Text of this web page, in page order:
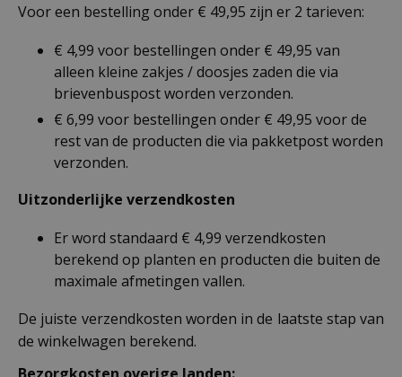
Voor een bestelling onder € 49,95 zijn er 2 tarieven:
€ 4,99 voor bestellingen onder € 49,95 van
alleen kleine zakjes / doosjes zaden die via
brievenbuspost worden verzonden.
€ 6,99 voor bestellingen onder € 49,95 voor de
rest van de producten die via pakketpost worden
verzonden.
Uitzonderlijke verzendkosten
Er word standaard € 4,99 verzendkosten
berekend op planten en producten die buiten de
maximale afmetingen vallen.
De juiste verzendkosten worden in de laatste stap van
de winkelwagen berekend.